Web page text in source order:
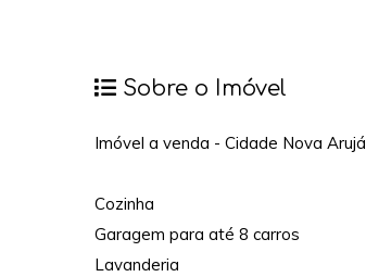
Sobre o Imóvel
Imóvel a venda - Cidade Nova Arujá
Cozinha
Garagem para até 8 carros
Lavanderia